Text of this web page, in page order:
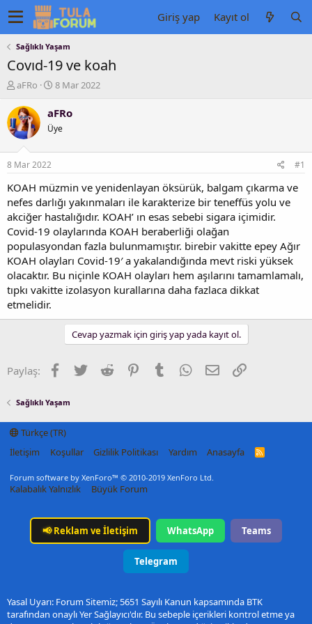
Giriş yap Kayıt ol
Sağlıklı Yaşam
Covıd-19 ve koah
K
n
u
y
b
a
ş
a
t
a
n
aFRo
B
ş
a
ç
a
r
i
h
i
8 Mar 2022
aFRo
Üye
8 Mar 2022 #1
KOAH müzmin ve yenidenlayan öksürük, balgam çıkarma ve
nefes darlığı yakınmaları ile karakterize bir teneffüs yolu ve
akciğer hastalığıdır. KOAH’ ın esas sebebi sigara içimidir.
Covid-19 olaylarında KOAH beraberliği olağan
populasyondan fazla bulunmamıştır. birebir vakitte epey Ağır
KOAH olayları Covid-19′ a yakalandığında mevt riski yüksek
olacaktır. Bu niçinle KOAH olayları hem aşılarını tamamlamalı,
tıpkı vakitte izolasyon kurallarına daha fazlaca dikkat
etmelidir.
Cevap yazmak için giriş yap yada kayıt ol.
Paylaş: Facebook
TwitterReddit PinterestTumblrWhatsApp
E-postaLink
Sağlıklı Yaşam
Türkçe (TR)
İletişim
Koşullar Gizlilik Politikası Yardım Anasayfa
R
Forum software by XenForo™ © 2010-2019 XenForo Ltd.
Kalabalık Yalnızlık Büyük Forum
📢Reklam ve İletişim WhatsApp Teams
Telegram
Yasal Uyarı: Forum Sitemiz; 5651 Sayılı Kanun kapsamında BTK
tarafından onaylı Yer Sağlayıcı'dır. Bu sebeple içerikleri kontrol etme ya